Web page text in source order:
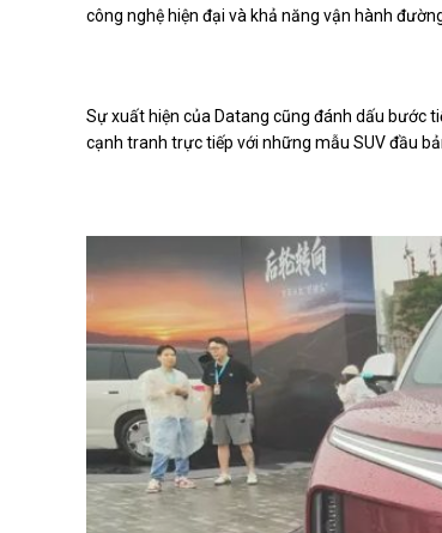
công nghệ hiện đại và khả năng vận hành
Sự xuất hiện của Datang cũng đánh dấu bước
cạnh tranh trực tiếp với những mẫu SUV đầu